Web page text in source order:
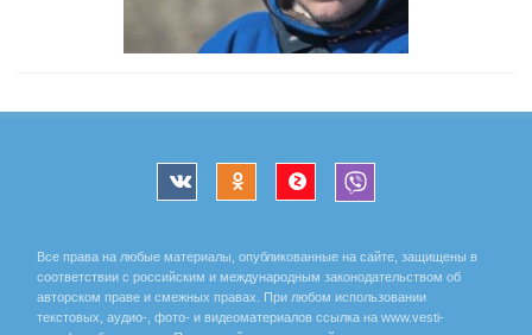
Все права на любые материалы, опубликованные на сайте, защищены в
соответствии с российским и международным законодательством об
авторском праве и смежных правах. При любом использовании
текстовых, аудио-, фото- и видеоматериалов ссылка на www.vesti-